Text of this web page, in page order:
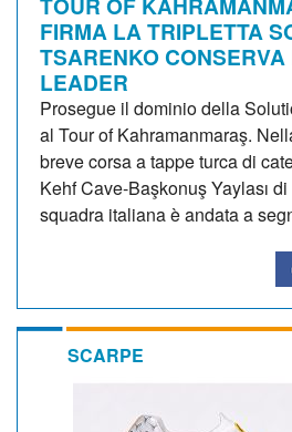
FIRMA LA TRIPLETTA
TSARENKO
LEADER
Prosegue il dominio della
al Tour of Kahramanmaraş.
breve corsa a tappe turca di
Kehf Cave-Başkonuş Yaylası
squadra italiana è andata a
SCARPE